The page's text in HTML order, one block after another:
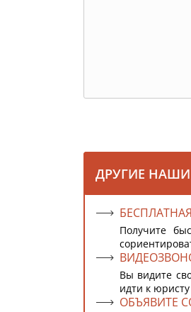
ДРУГИЕ
Получите
Вы видите
идти к
ОБЪЯВИТЕ